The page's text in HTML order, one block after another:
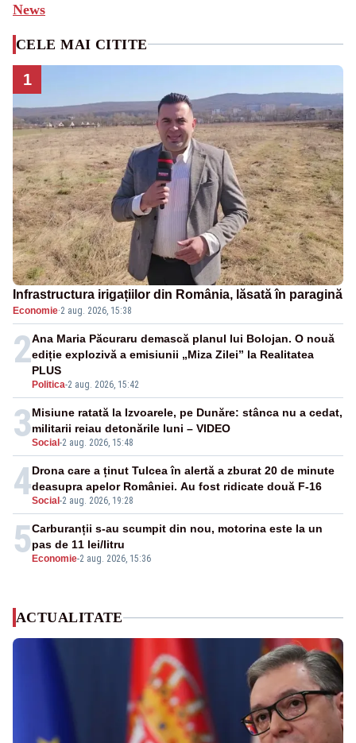
News
CELE MAI CITITE
1
Infrastructura irigațiilor din România, lăsată în paragină
Economie·2 aug. 2026, 15:38
2
Politica-2 aug. 2026, 15:42
Ana Maria Păcuraru demască planul lui Bolojan. O nouă
ediție explozivă a emisiunii „Miza Zilei” la Realitatea
PLUS
3Social -2 aug. 2026, 15:48
Misiune ratată la Izvoarele, pe Dunăre: stânca nu a cedat,
militarii reiau detonările luni – VIDEO
4Social -2 aug. 2026, 19:28
Drona care a ținut Tulcea în alertă a zburat 20 de minute
deasupra apelor României. Au fost ridicate două F-16
5 Economie-2 aug. 2026, 15:36
Carburanții s-au scumpit din nou, motorina este la un
pas de 11 lei/litru
ACTUALITATE